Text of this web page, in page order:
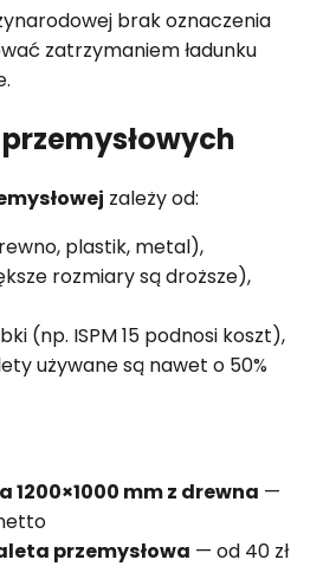
brak oznaczenia
zatrzymaniem ładunku
zależy od:
plastik, metal),
rozmiary są droższe),
(np. ISPM 15 podnosi koszt),
używane są nawet o 50%
1200×1000 mm z drewna —
przemysłowa — od 40 zł